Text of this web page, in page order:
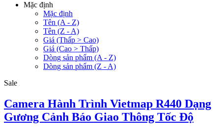
Mặc định
Mặc định
Tên (A - Z)
Tên (Z - A)
Giá (Thấp > Cao)
Giá (Cao > Thấp)
Dòng sản phẩm (A - Z)
Dòng sản phẩm (Z - A)
Sale
Camera Hành Trình Vietmap R440 Dạng
Gương Cảnh Báo Giao Thông Tốc Độ